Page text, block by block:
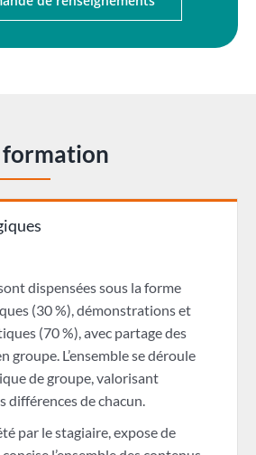
formation
dispensées sous la forme
(30 %), démonstrations et
(70 %), avec partage des
groupe. L’ensemble se déroule
de groupe, valorisant
différences de chacun.
par le stagiaire, expose de